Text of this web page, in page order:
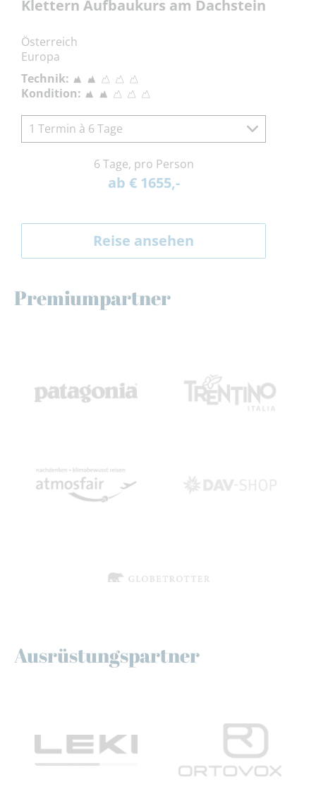
Klettern Aufbaukurs am Dachstein
Österreich
Europa
Technik:
Kondition:
1 Termin à 6 Tage
6 Tage, pro Person
ab € 1655,-
Reise ansehen
Premiumpartner
Ausrüstungspartner